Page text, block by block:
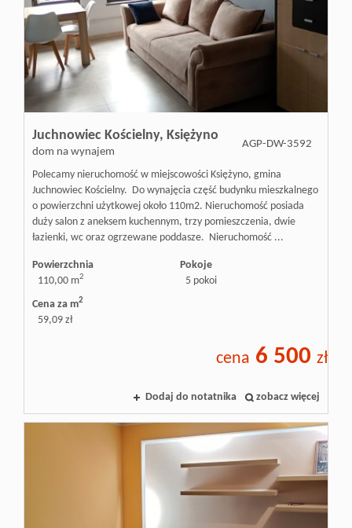
Juchnowiec Kościelny, Księżyno
dom na wynajem
AGP-DW-3592
Polecamy nieruchomość w miejscowości Księżyno, gmina
Juchnowiec Kościelny. Do wynajęcia część budynku mieszkalnego
o powierzchni użytkowej około 110m2. Nieruchomość posiada
duży salon z aneksem kuchennym, trzy pomieszczenia, dwie
łazienki, wc oraz ogrzewane poddasze. Nieruchomość ...
Powierzchnia
110,00 m2
Pokoje
5 pokoi
Cena za m2
59,09 zł
cena 6 500 zł
Dodaj do notatnika zobacz więcej